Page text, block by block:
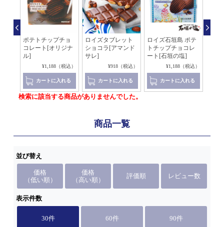
ポテトチップチョ
コレート[オリジナ
ル]
¥1,188（税込）
カートに入れる
ロイズタブレット
ショコラ[アマンド
サレ]
¥918（税込）
カートに入れる
ロイズ石垣島 ポテ
トチップチョコレ
ート[石垣の塩]
¥1,188（税込）
カートに入れる
検索に該当する商品がありませんでした。
商品一覧
並び替え
価格
（低い順）
価格
（高い順）
評価順 レビュー数
表示件数
30件 60件 90件